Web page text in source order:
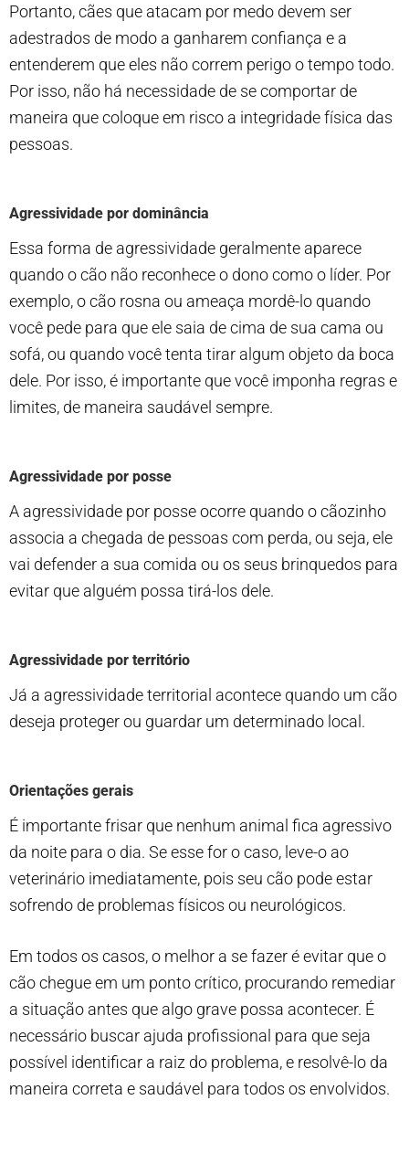
Portanto, cães que atacam por medo devem ser
adestrados de modo a ganharem confiança e a
entenderem que eles não correm perigo o tempo todo.
Por isso, não há necessidade de se comportar de
maneira que coloque em risco a integridade física das
pessoas.
Agressividade por dominância
Essa forma de agressividade geralmente aparece
quando o cão não reconhece o dono como o líder. Por
exemplo, o cão rosna ou ameaça mordê-lo quando
você pede para que ele saia de cima de sua cama ou
sofá, ou quando você tenta tirar algum objeto da boca
dele. Por isso, é importante que você imponha regras e
limites, de maneira saudável sempre.
Agressividade por posse
A agressividade por posse ocorre quando o cãozinho
associa a chegada de pessoas com perda, ou seja, ele
vai defender a sua comida ou os seus brinquedos para
evitar que alguém possa tirá-los dele.
Agressividade por território
Já a agressividade territorial acontece quando um cão
deseja proteger ou guardar um determinado local.
Orientações gerais
É importante frisar que nenhum animal fica agressivo
da noite para o dia. Se esse for o caso, leve-o ao
veterinário imediatamente, pois seu cão pode estar
sofrendo de problemas físicos ou neurológicos.
Em todos os casos, o melhor a se fazer é evitar que o
cão chegue em um ponto crítico, procurando remediar
a situação antes que algo grave possa acontecer. É
necessário buscar ajuda profissional para que seja
possível identificar a raiz do problema, e resolvê-lo da
maneira correta e saudável para todos os envolvidos.